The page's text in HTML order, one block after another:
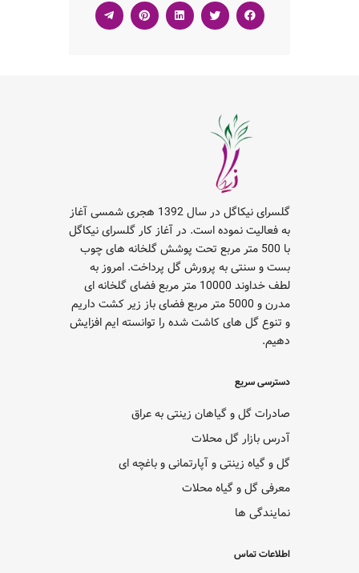
گلسرای نیکاگل در سال 1392 هجری شمسی آغاز
به فعالیت نموده است. در آغاز کار گلسرای نیکاگل
با 500 متر مربع تحت پوشش گلخانه های چوب
بست و سنتی به پرورش گل پرداخت. امروز به
لطف خداوند 10000 متر مربع فضای گلخانه ای
مدرن و 5000 متر مربع فضای باز زیر کشت داریم
و تنوع گل های کاشت شده را توانسته ایم افزایش
دهیم.
دسترسی سریع
صادرات گل و گیاهان زینتی به عراق
آدرس بازار گل محلات
گل و گیاه زینتی و آپارتمانی و باغچه ای
معرفی گل و گیاه محلات
نمایندگی ها
اطلاعات تماس